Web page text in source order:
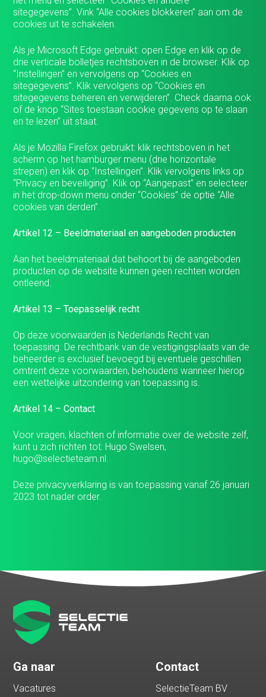
sitegegevens”. Vink “Alle cookies blokkeren” aan om de
cookies uit te schakelen.
Als je Microsoft Edge gebruikt: open Edge en klik op de
drie verticale bolletjes rechtsboven in de browser. Klik op
“Instellingen” en vervolgens op “Cookies en
sitegegevens”. Klik vervolgens op “Cookies en
sitegegevens beheren en verwijderen”. Check daarna ook
of de knop “Sites toestaan ​​cookie gegevens op te slaan
en te lezen” uit staat.
Als je Mozilla Firefox gebruikt: klik rechtsboven in het
scherm op het hamburger menu (drie horizontale
strepen) en klik op “Instellingen”. Klik vervolgens links op
“Privacy en beveiliging”. Klik op “Aangepast” en selecteer
in het drop-down menu onder “Cookies” de optie “Alle
cookies van derden”.
Artikel 12 – Beeldmateriaal en aangeboden producten
Aan het beeldmateriaal dat behoort bij de aangeboden
producten op de website kunnen geen rechten worden
ontleend.
Artikel 13 – Toepasselijk recht
Op deze voorwaarden is Nederlands Recht van
toepassing. De rechtbank van de vestigingsplaats van de
beheerder is exclusief bevoegd bij eventuele geschillen
omtrent deze voorwaarden, behoudens wanneer hierop
een wettelijke uitzondering van toepassing is.
Artikel 14 – Contact
Voor vragen, klachten of informatie over de website zelf,
kunt u zich richten tot: Hugo Swelsen,
hugo@selectieteam.nl.
Deze privacyverklaring is van toepassing vanaf 26 januari
2023 tot nader order.
Ga naar
Vacatures
Contact
SelectieTeam BV